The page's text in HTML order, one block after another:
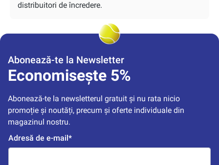
distribuitori de încredere.
Abonează-te la Newsletter
Economisește 5%
Abonează-te la newsletterul gratuit și nu rata nicio
promoție și noutăți, precum și oferte individuale din
magazinul nostru.
Adresă de e-mail*